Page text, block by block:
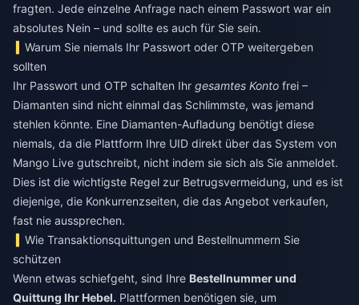
fragten. Jede einzelne Anfrage nach einem Passwort war ein
absolutes Nein – und sollte es auch für Sie sein.
Warum Sie niemals Ihr Passwort oder OTP weitergeben
sollten
Ihr Passwort und OTP schalten Ihr gesamtes Konto frei –
Diamanten sind nicht einmal das Schlimmste, was jemand
stehlen könnte. Eine Diamanten-Aufladung benötigt diese
niemals, da die Plattform Ihre UID direkt über das System von
Mango Live gutschreibt, nicht indem sie sich als Sie anmeldet.
Dies ist die wichtigste Regel zur Betrugsvermeidung, und es ist
diejenige, die Konkurrenzseiten, die das Angebot verkaufen,
fast nie aussprechen.
Wie Transaktionsquittungen und Bestellnummern Sie
schützen
Wenn etwas schiefgeht, sind Ihre Bestellnummer und
Quittung Ihr Hebel. Plattformen benötigen sie, um